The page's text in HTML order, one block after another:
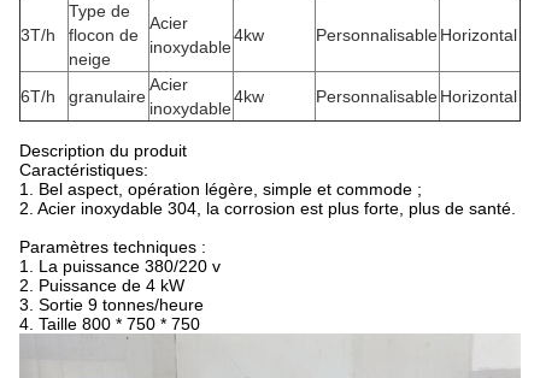
3T/h
Type de
flocon de
neige
Acier
inoxydable
4kw PersonnalisableHorizontal
6T/h granulaire
Acier
inoxydable
4kw PersonnalisableHorizontal
Description du produit
Caractéristiques:
1. Bel aspect, opération légère, simple et commode ;
2. Acier inoxydable 304, la corrosion est plus forte, plus de santé.
Paramètres techniques :
1. La puissance 380/220 v
2. Puissance de 4 kW
3. Sortie 9 tonnes/heure
4. Taille 800 * 750 * 750